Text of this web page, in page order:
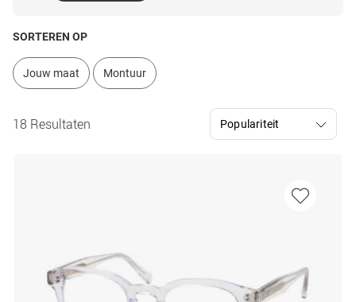
SORTEREN OP
Jouw maat Montuur
18 Resultaten